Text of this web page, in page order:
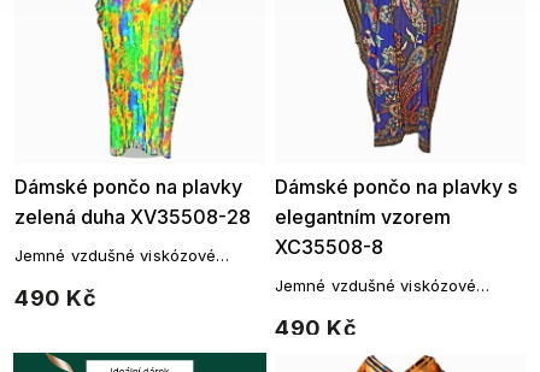
Dámské pončo na plavky
zelená duha XV35508-28
490 Kč
Jemné vzdušné viskózové
přes plavky.
Dámské pončo na plavky s
elegantním vzorem
XC35508-8
490 Kč
Jemné vzdušné viskózové
přes plavky.